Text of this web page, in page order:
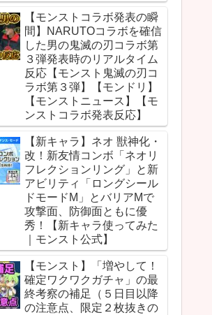
【モンストコラボ発表の瞬
間】NARUTOコラボを確信
した男の鬼滅の刃コラボ第
３弾発表時のリアルタイム
反応【モンスト鬼滅の刃コ
ラボ第３弾】【モンドリ】
【モンストニュース】【モ
ンストコラボ発表反応】
【新キャラ】ネオ 獣神化・
改！新友情コンボ「ネオリ
フレクションリング」と新
アビリティ「ロングシール
ドモードM」とバリアMで
攻撃面、防御面ともに優
秀！【新キャラ使ってみた
｜モンスト公式】
【モンスト】「増やして！
確定ワクワクガチャ」の最
終考察の補足（５日目以降
の注意点、限定２枚抜きの